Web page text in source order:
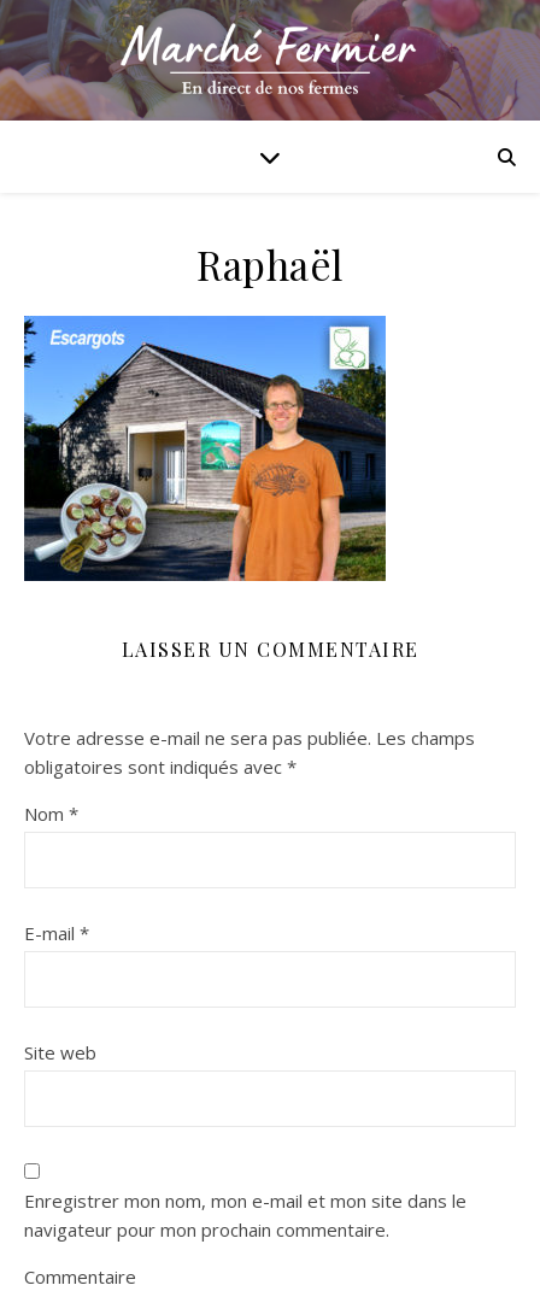
Raphaël
LAISSER UN COMMENTAIRE
Votre adresse e-mail ne sera pas publiée. Les champs
obligatoires sont indiqués avec *
Nom *
E-mail *
Site web
Enregistrer mon nom, mon e-mail et mon site dans le
navigateur pour mon prochain commentaire.
Commentaire